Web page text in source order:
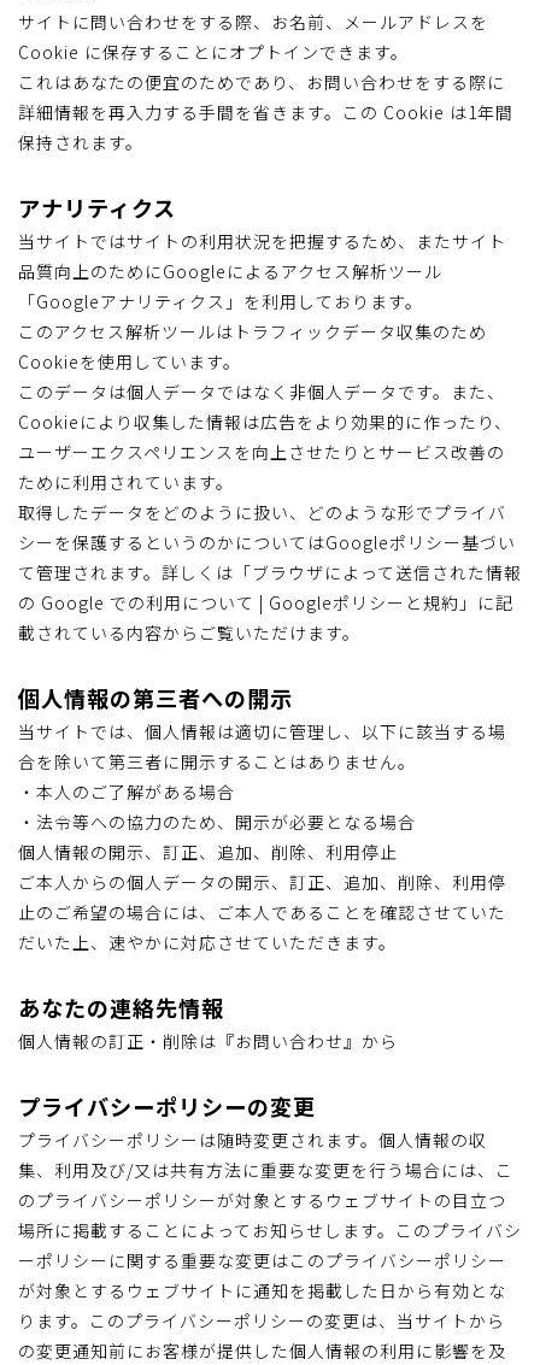
サイトに問い合わせをする際、お名前、メールアドレスを
Cookie に保存することにオプトインできます。
これはあなたの便宜のためであり、お問い合わせをする際に
詳細情報を再入力する手間を省きます。この Cookie は1年間
保持されます。
アナリティクス
当サイトではサイトの利用状況を把握するため、またサイト
品質向上のためにGoogleによるアクセス解析ツール
「Googleアナリティクス」を利用しております。
このアクセス解析ツールはトラフィックデータ収集のため
Cookieを使用しています。
このデータは個人データではなく非個人データです。また、
Cookieにより収集した情報は広告をより効果的に作ったり、
ユーザーエクスペリエンスを向上させたりとサービス改善の
ために利用されています。
取得したデータをどのように扱い、どのような形でプライバ
シーを保護するというのかについてはGoogleポリシー基づい
て管理されます。詳しくは「ブラウザによって送信された情報
の Google での利用について | Googleポリシーと規約」に記
載されている内容からご覧いただけます。
個人情報の第三者への開示
当サイトでは、個人情報は適切に管理し、以下に該当する場
合を除いて第三者に開示することはありません。
・本人のご了解がある場合
・法令等への協力のため、開示が必要となる場合
個人情報の開示、訂正、追加、削除、利用停止
ご本人からの個人データの開示、訂正、追加、削除、利用停
止のご希望の場合には、ご本人であることを確認させていた
だいた上、速やかに対応させていただきます。
あなたの連絡先情報
個人情報の訂正・削除は『お問い合わせ』から
プライバシーポリシーの変更
プライバシーポリシーは随時変更されます。個人情報の収
集、利用及び/又は共有方法に重要な変更を行う場合には、こ
のプライバシーポリシーが対象とするウェブサイトの目立つ
場所に掲載することによってお知らせします。このプライバシ
ーポリシーに関する重要な変更はこのプライバシーポリシー
が対象とするウェブサイトに通知を掲載した日から有効とな
ります。このプライバシーポリシーの変更は、当サイトから
の変更通知前にお客様が提供した個人情報の利用に影響を及